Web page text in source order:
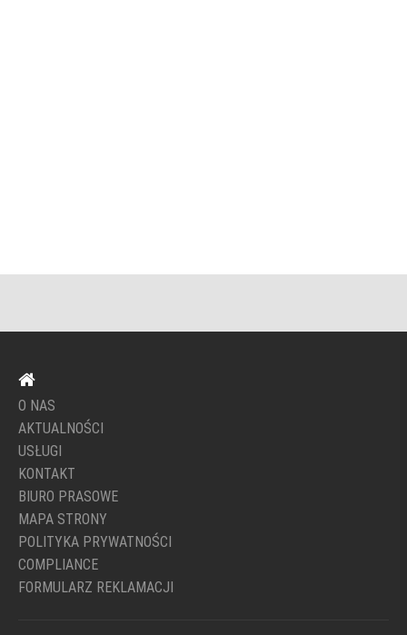
O NAS
AKTUALNOŚCI
USŁUGI
KONTAKT
BIURO PRASOWE
MAPA STRONY
POLITYKA PRYWATNOŚCI
COMPLIANCE
FORMULARZ REKLAMACJI